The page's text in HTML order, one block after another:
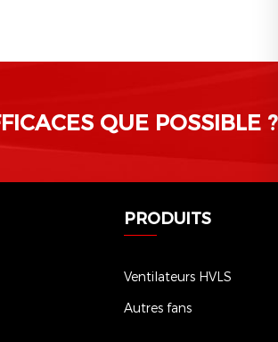
QUE POSSIBLE ?
PRODUITS
Ventilateurs HVLS
Autres fans